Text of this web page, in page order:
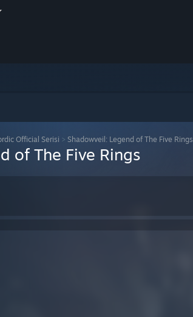
Official Serisi > Shadowveil: Legend of The Five Rings
of The Five Rings